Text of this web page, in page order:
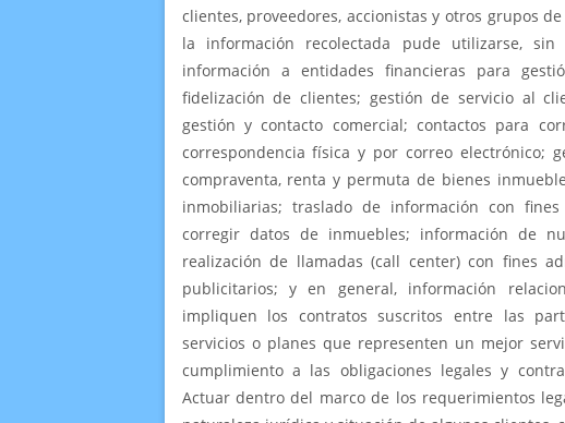
clientes, proveedores, accionistas y otros grupos
la información recolectada pude utilizarse,
información a entidades financieras para
fidelización de clientes; gestión de servicio al
gestión y contacto comercial; contactos para
correspondencia física y por correo electrónico;
compraventa, renta y permuta de bienes
inmobiliarias; traslado de información con
corregir datos de inmuebles; información de
realización de llamadas (call center) con fines
publicitarios; y en general, información
impliquen los contratos suscritos entre las
servicios o planes que representen un mejor
cumplimiento a las obligaciones legales y
Actuar dentro del marco de los requerimientos